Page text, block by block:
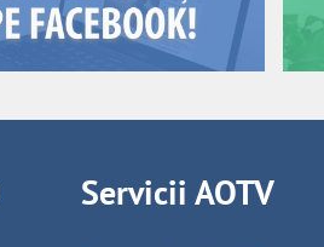
Servicii AOTV